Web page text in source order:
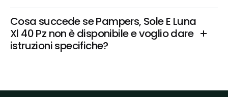
Cosa succede se Pampers, Sole E Luna
Xl 40 Pz non è disponibile e voglio dare
istruzioni specifiche?